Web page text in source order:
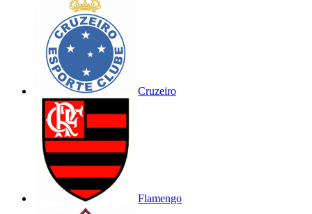
Cruzeiro
Flamengo